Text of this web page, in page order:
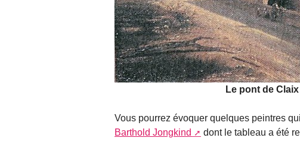
Le pont de
Vous pourrez évoquer quelques peintres
Barthold Jongkind
dont le tableau a été